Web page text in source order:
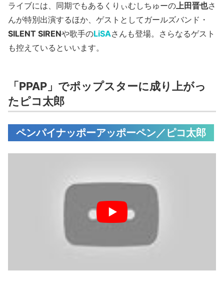
ライブには、同期でもあるくりぃむしちゅーの上田晋也さ
んが特別出演するほか、ゲストとしてガールズバンド・
SILENT SIRENや歌手のLiSAさんも登場。さらなるゲスト
も控えているといいます。
「PPAP」でポップスターに成り上がっ
たピコ太郎
ペンパイナッポーアッポーペン／ピコ太郎